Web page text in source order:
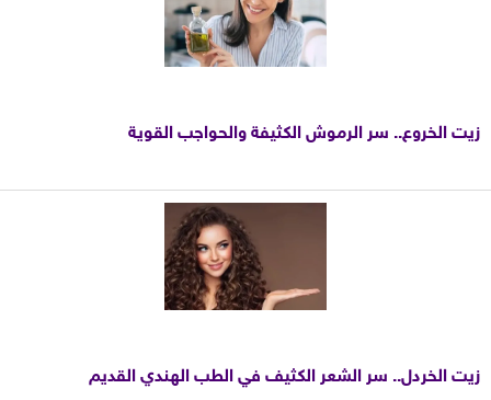
زيت الخروع.. سر الرموش الكثيفة والحواجب القوية
زيت الخردل.. سر الشعر الكثيف في الطب الهندي القديم